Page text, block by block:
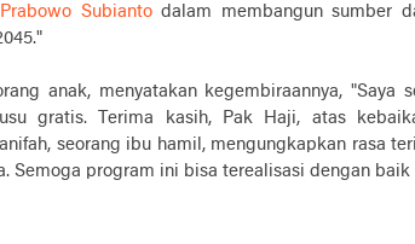
Prabowo Subiantodalam membangun sumber
anak, menyatakan kegembiraannya, "Saya
gratis. Terima kasih, Pak Haji, atas
seorang ibu hamil, mengungkapkan rasa
Semoga program ini bisa terealisasi dengan baik